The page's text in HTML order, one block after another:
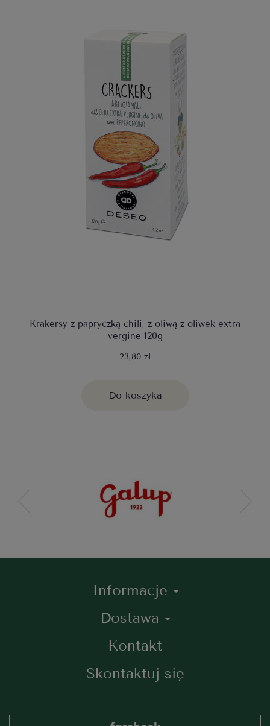
Krakersy z papryczką chili, z oliwą z oliwek extra
vergine 120g
23,80 zł
Do koszyka
Informacje
Dostawa
Kontakt
Skontaktuj się